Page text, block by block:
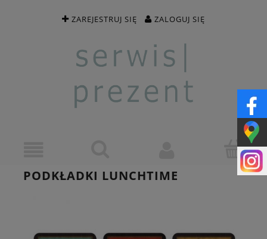
ZAREJESTRUJ SIĘ ZALOGUJ SIĘ
PODKŁADKI LUNCHTIME